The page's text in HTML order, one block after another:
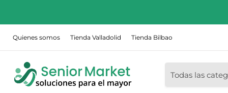
Quienes somos Tienda Valladolid Tienda Bilbao
Todas las